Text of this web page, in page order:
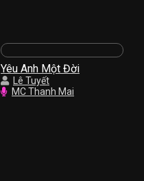
Yêu Anh Một Đời
Lê Tuyết
MC Thanh Mai